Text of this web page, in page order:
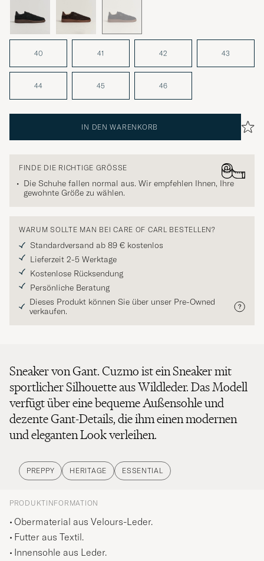
40 41 42 43
44 45 46
IN DEN WARENKORB
FINDE DIE RICHTIGE GRÖSSE
Die Schuhe fallen normal aus. Wir empfehlen Ihnen, Ihre
gewohnte Größe zu wählen.
WARUM SOLLTE MAN BEI CARE OF CARL BESTELLEN?
Standardversand ab 89 € kostenlos
Lieferzeit 2-5 Werktage
Kostenlose Rücksendung
Persönliche Beratung
Dieses Produkt können Sie über unser Pre-Owned
verkaufen.
Sneaker von Gant. Cuzmo ist ein Sneaker mit
sportlicher Silhouette aus Wildleder. Das Modell
verfügt über eine bequeme Außensohle und
dezente Gant-Details, die ihm einen modernen
und eleganten Look verleihen.
PREPPY HERITAGE ESSENTIAL
PRODUKTINFORMATION
Obermaterial aus Velours-Leder.
Futter aus Textil.
Innensohle aus Leder.